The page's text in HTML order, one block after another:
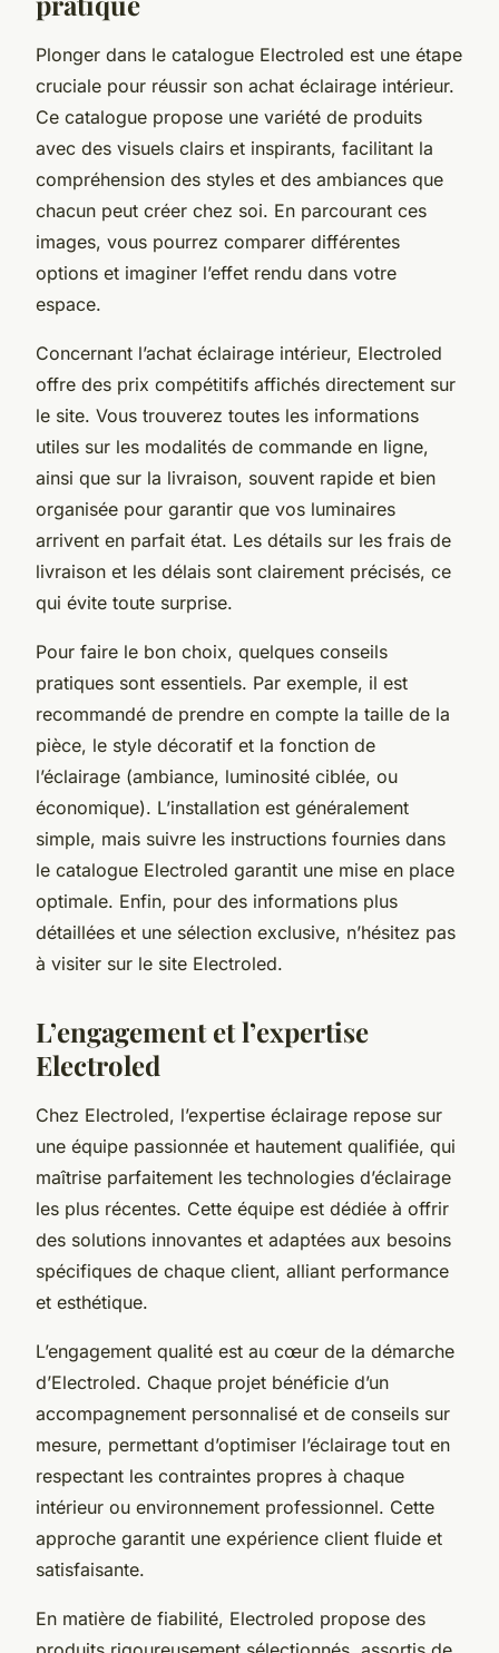
Plonger dans le catalogue Electroled est une étape
cruciale pour réussir son achat éclairage intérieur.
Ce catalogue propose une variété de produits
avec des visuels clairs et inspirants, facilitant la
compréhension des styles et des ambiances que
chacun peut créer chez soi. En parcourant ces
images, vous pourrez comparer différentes
options et imaginer l’effet rendu dans votre
espace.
Concernant l’achat éclairage intérieur, Electroled
offre des prix compétitifs affichés directement sur
le site. Vous trouverez toutes les informations
utiles sur les modalités de commande en ligne,
ainsi que sur la livraison, souvent rapide et bien
organisée pour garantir que vos luminaires
arrivent en parfait état. Les détails sur les frais de
livraison et les délais sont clairement précisés, ce
qui évite toute surprise.
Pour faire le bon choix, quelques conseils
pratiques sont essentiels. Par exemple, il est
recommandé de prendre en compte la taille de la
pièce, le style décoratif et la fonction de
l’éclairage (ambiance, luminosité ciblée, ou
économique). L’installation est généralement
simple, mais suivre les instructions fournies dans
le catalogue Electroled garantit une mise en place
optimale. Enfin, pour des informations plus
détaillées et une sélection exclusive, n’hésitez pas
à visiter sur le site Electroled.
L’engagement et l’expertise
Electroled
Chez Electroled, l’expertise éclairage repose sur
une équipe passionnée et hautement qualifiée, qui
maîtrise parfaitement les technologies d’éclairage
les plus récentes. Cette équipe est dédiée à offrir
des solutions innovantes et adaptées aux besoins
spécifiques de chaque client, alliant performance
et esthétique.
L’engagement qualité est au cœur de la démarche
d’Electroled. Chaque projet bénéficie d’un
accompagnement personnalisé et de conseils sur
mesure, permettant d’optimiser l’éclairage tout en
respectant les contraintes propres à chaque
intérieur ou environnement professionnel. Cette
approche garantit une expérience client fluide et
satisfaisante.
En matière de fiabilité, Electroled propose des